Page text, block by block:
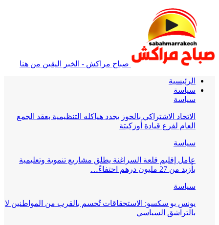
صباح مراكش - الخبر اليقين من هنا
الرئيسية
سياسة
سياسة
الاتحاد الاشتراكي بالحوز يجدد هياكله التنظيمية بعقد الجمع
العام لفرع قيادة أوزكيتة
سياسة
عامل إقليم قلعة السراغنة يطلق مشاريع تنموية وتعليمية
بأزيد من 27 مليون درهم احتفاءً…
سياسة
يونس بو سكسو: الاستحقاقات تُحسم بالقرب من المواطنين لا
بالتراشق السياسي